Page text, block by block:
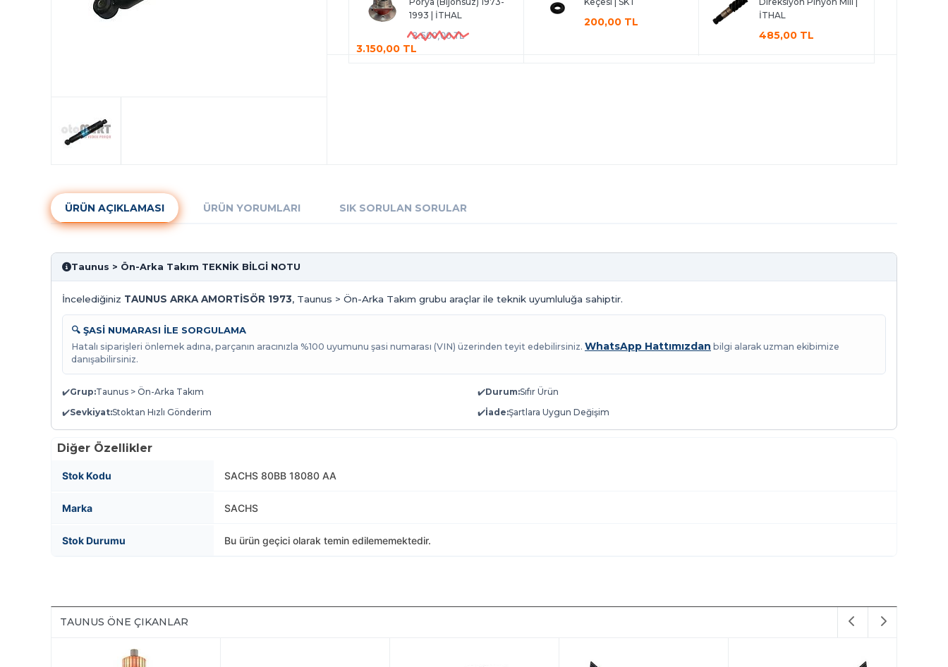
1993 | İTHAL
3.500,00 TL
3.150,00 TL
200,00 TL
İTHAL
485,00 TL
ÜRÜN AÇIKLAMASI ÜRÜN YORUMLARI SIK SORULAN SORULAR
Taunus > Ön-Arka Takım TEKNİK BİLGİ NOTU
İncelediğiniz TAUNUS ARKA AMORTİSÖR 1973, Taunus > Ön-Arka Takım grubu araçlar ile teknik uyumluluğa sahiptir.
🔍 ŞASİ NUMARASI İLE SORGULAMA
Hatalı siparişleri önlemek adına, parçanın aracınızla %100 uyumunu şasi numarası (VIN) üzerinden teyit edebilirsiniz. WhatsApp Hattımızdan bilgi alarak uzman ekibimize
danışabilirsiniz.
✔️Grup:Taunus > Ön-Arka Takım ✔️Durum:Sıfır Ürün
✔️Sevkiyat:Stoktan Hızlı Gönderim ✔️İade:Şartlara Uygun Değişim
Diğer Özellikler
Stok Kodu SACHS 80BB 18080 AA
Marka SACHS
Stok Durumu Bu ürün geçici olarak temin edilememektedir.
TAUNUS ÖNE ÇIKANLAR